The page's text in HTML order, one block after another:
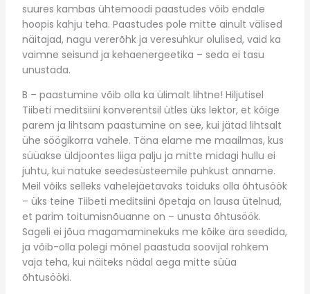
suures kambas ühtemoodi paastudes võib endale
hoopis kahju teha. Paastudes pole mitte ainult välised
näitajad, nagu vererõhk ja veresuhkur olulised, vaid ka
vaimne seisund ja kehaenergeetika – seda ei tasu
unustada.
B – paastumine võib olla ka ülimalt lihtne! Hiljutisel
Tiibeti meditsiini konverentsil ütles üks lektor, et kõige
parem ja lihtsam paastumine on see, kui jätad lihtsalt
ühe söögikorra vahele. Täna elame me maailmas, kus
süüakse üldjoontes liiga palju ja mitte midagi hullu ei
juhtu, kui natuke seedesüsteemile puhkust anname.
Meil võiks selleks vahelejäetavaks toiduks olla õhtusöök
– üks teine Tiibeti meditsiini õpetaja on lausa ütelnud,
et parim toitumisnõuanne on – unusta õhtusöök.
Sageli ei jõua magamaminekuks me kõike ära seedida,
ja võib-olla polegi mõnel paastuda soovijal rohkem
vaja teha, kui näiteks nädal aega mitte süüa
õhtusööki.